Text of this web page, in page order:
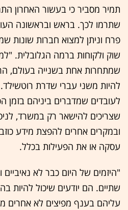
תמיר מסביר כי בעשור האחרון
שתרמו לכך. בראש ובראשונה
פרח וניתן למצוא חברות שונות
שוק ולקוחות ברמה הגלובלית.
שמתחרות אחת בשנייה בעולם,
להיות משני עברי שדרת
לעובדים שמדברים ביניהם בזמן
שצריכים להישאר רק במשרד,
ובמקרים אחרים להפצת מידע
עסקה או את הפעילות בכלל.
"היזמים של היום כבר לא
שתיים. הם יודעים שיכול
עליהם בענף מפיצים לא אחרים